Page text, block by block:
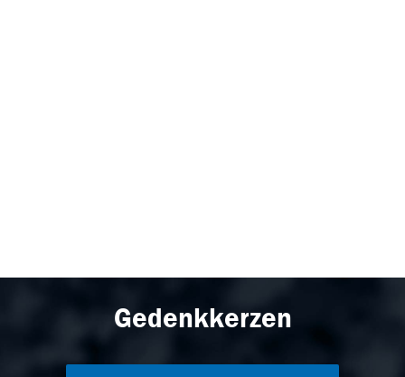
Gedenkkerzen